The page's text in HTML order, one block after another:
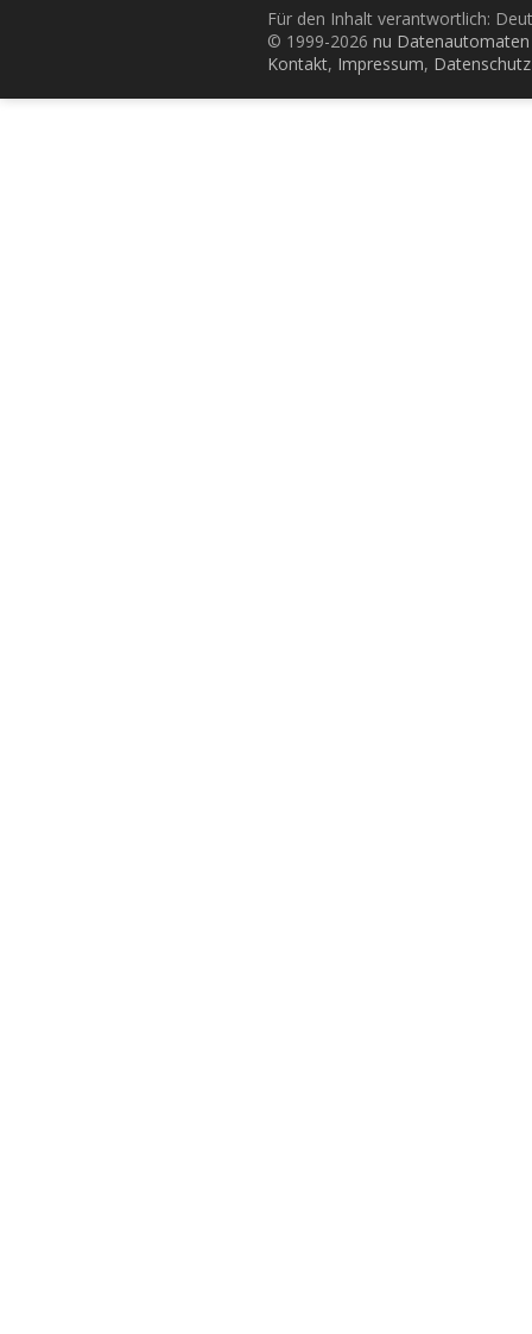
Für den Inhalt verantwortlich:
© 1999-2026 nu
Kontakt, Impressum, Datenschutz